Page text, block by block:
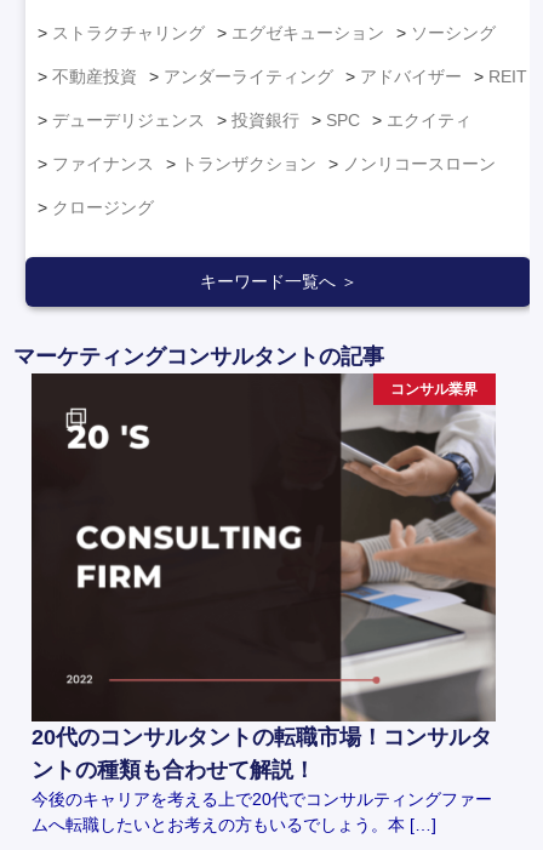
ストラクチャリング エグゼキューション ソーシング
不動産投資 アンダーライティング アドバイザー REIT
デューデリジェンス 投資銀行 SPC エクイティ
ファイナンス トランザクション ノンリコースローン
クロージング
キーワード一覧へ ＞
マーケティングコンサルタントの記事
コンサル業界
20代のコンサルタントの転職市場！コンサルタ
ントの種類も合わせて解説！
今後のキャリアを考える上で20代でコンサルティングファー
ムへ転職したいとお考えの方もいるでしょう。本 […]